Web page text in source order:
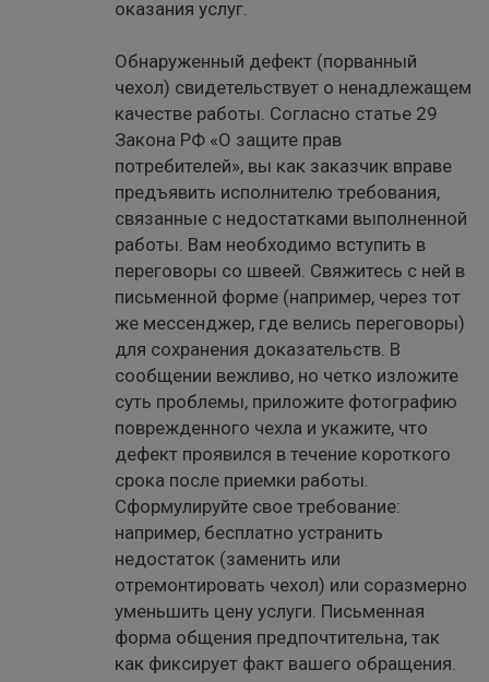
оказания услуг.
Обнаруженный дефект (порванный
чехол) свидетельствует о ненадлежащем
качестве работы. Согласно статье 29
Закона РФ «О защите прав
потребителей», вы как заказчик вправе
предъявить исполнителю требования,
связанные с недостатками выполненной
работы. Вам необходимо вступить в
переговоры со швеей. Свяжитесь с ней в
письменной форме (например, через тот
же мессенджер, где велись переговоры)
для сохранения доказательств. В
сообщении вежливо, но четко изложите
суть проблемы, приложите фотографию
поврежденного чехла и укажите, что
дефект проявился в течение короткого
срока после приемки работы.
Сформулируйте свое требование:
например, бесплатно устранить
недостаток (заменить или
отремонтировать чехол) или соразмерно
уменьшить цену услуги. Письменная
форма общения предпочтительна, так
как фиксирует факт вашего обращения.